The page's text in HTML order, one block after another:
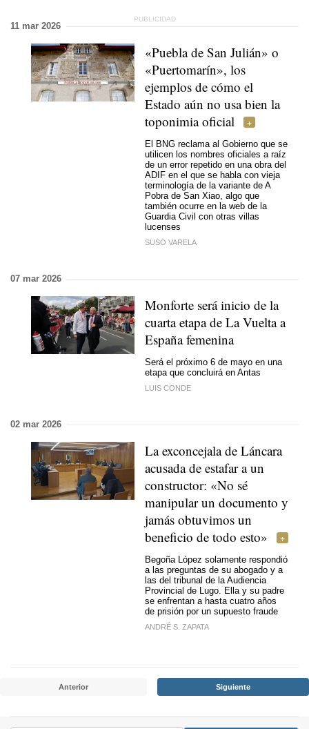
11 mar 2026
«Puebla de San Julián» o
«Puertomarín», los
ejemplos de cómo el
Estado aún no usa bien la
toponimia oficial
El BNG reclama al Gobierno que se
utilicen los nombres oficiales a raíz
de un error repetido en una obra del
ADIF en el que se habla con vieja
terminología de la variante de A
Pobra de San Xiao, algo que
también ocurre en la web de la
Guardia Civil con otras villas
lucenses
SUSO VARELA
07 mar 2026
Monforte será inicio de la
cuarta etapa de La Vuelta a
España femenina
Será el próximo 6 de mayo en una
etapa que concluirá en Antas
LUIS CONDE
02 mar 2026
La exconcejala de Láncara
acusada de estafar a un
constructor: «No sé
manipular un documento y
jamás obtuvimos un
beneficio de todo esto»
Begoña López solamente respondió
a las preguntas de su abogado y a
las del tribunal de la Audiencia
Provincial de Lugo. Ella y su padre
se enfrentan a hasta cuatro años
de prisión por un supuesto fraude
ANDRÉ S. ZAPATA
Anterior Siguiente